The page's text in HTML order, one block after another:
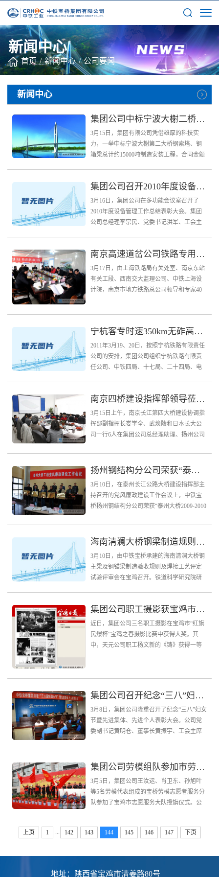
新闻中心
首页 / 新闻中心 / 公司要闻
新闻中心
集团公司中标宁波大榭二桥钢索塔和钢箱梁制造工程
3月15日，集团有限公司凭借雄厚的科技实
力，一举中标宁波大榭第二大桥钢索塔、钢
箱梁总计约15000吨制造安装工程，合同金额
门大桥、宁...
集团公司召开2010年度设备管理工作总结表彰大会
3月16日，集团公司在多功能会议室召开了
2010年度设备管理工作总结表彰大会。集团
公司总经理李宗民、党委书记洪军、工会主
度设备管理工...
南京高速道岔公司铁路专用线建成竣工并顺利通过验收
3月17日，由上海铁路局有关处室、南京东站
有关工段、西南交大监理公司、中铁上海设
计院，南京市地方铁路总公司领导和专家40
宁杭客专时速350km无砟高速道岔铺设培训圆满结束
2011年3月19、20日，按照宁杭铁路有限责任
公司的安排，集团公司组织宁杭铁路有限责
任公司、中铁四局、十七局、二十四局、电
员进行了“...
南京四桥建设指挥部领导莅临扬州公司检查大桥生产
3月15日上午，南京长江第四大桥建设协调指
挥部副指挥长娄学全、武焕陵和日本长大公
司一行6人在集团公司总经理助理、扬州公司
日本长大...
扬州钢结构分公司荣获“泰州大桥2009-2010年度党风廉政建设先进单位”
3月10日，在泰州长江公路大桥建设指挥部主
持召开的党风廉政建设工作会议上，中铁宝
桥扬州钢结构分公司荣获“泰州大桥2009-2010
扎实...
海南清澜大桥钢梁制造规则及焊接工艺通过评审
3月10日，由中铁宝桥承建的海南清澜大桥钢
主梁及钢锚梁制造验收规则及焊接工艺评定
试验评审会在宝鸡召开。铁道科学研究院研
中铁大桥局...
集团公司职工摄影获宝鸡市“宝鸡之春”摄影赛大奖
近日，集团公司三名职工摄影在宝鸡市“红旗
民爆杯”宝鸡之春摄影比赛中获得大奖。其
中，天元公司职工杨文新的《铸》获得一等
博——西...
集团公司召开纪念“三八”妇女节暨先进集体和个人表彰大会
3月8日，集团公司隆重召开了纪念“三八”妇女
节暨先进集体、先进个人表彰大会。公司党
委副书记黄明仓、董事长黄振宇、工会主席
党政工...
集团公司劳模组队参加市劳模志愿者服务大队授旗仪式
3月5日，集团公司王汝运、肖卫东、孙旭叶
等5名劳模代表组成的宝桥劳模志愿者服务分
队参加了宝鸡市志愿服务大队授旗仪式。公
中示范活动...
上页 1 ... 142 143 144 145 146 147 下页
地址：陕西省宝鸡市清姜路80号